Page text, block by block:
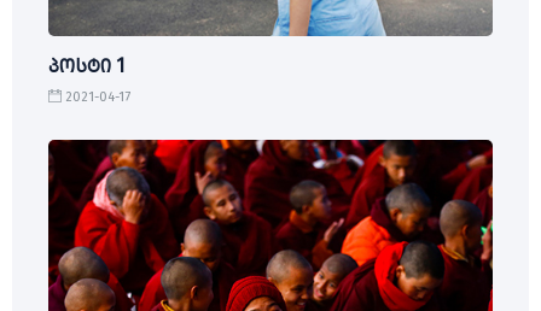
პოსტი 1
2021-04-17